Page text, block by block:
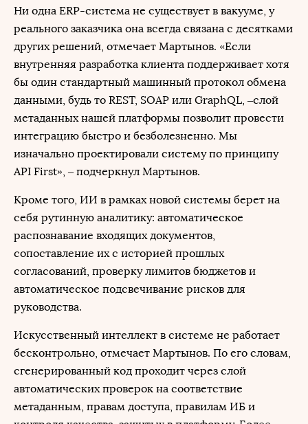
Ни одна ERP-система не существует в вакууме, у
реального заказчика она всегда связана с десятками
других решений, отмечает Мартынов. «Если
внутренняя разработка клиента поддерживает хотя
бы один стандартный машинный протокол обмена
данными, будь то REST, SOAP или GraphQL, –слой
метаданных нашей платформы позволит провести
интеграцию быстро и безболезненно. Мы
изначально проектировали систему по принципу
API First», – подчеркнул Мартынов.
Кроме того, ИИ в рамках новой системы берет на
себя рутинную аналитику: автоматическое
распознавание входящих документов,
сопоставление их с историей прошлых
согласований, проверку лимитов бюджетов и
автоматическое подсвечивание рисков для
руководства.
Искусственный интеллект в системе не работает
бесконтрольно, отмечает Мартынов. По его словам,
сгенерированный код проходит через слой
автоматических проверок на соответствие
метаданным, правам доступа, правилам ИБ и